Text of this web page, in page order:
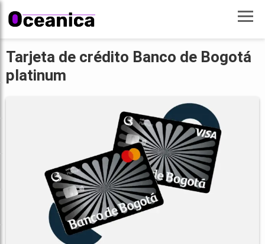
Tarjeta de crédito Banco de Bogotá
platinum